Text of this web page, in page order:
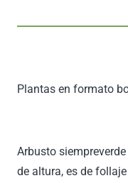
Plantas en formato
Arbusto
de altura, es de